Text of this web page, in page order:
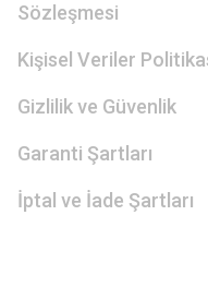
Sözleşmesi
Kişisel Veriler
Gizlilik ve Güvenlik
Garanti Şartları
İptal ve İade Şartları